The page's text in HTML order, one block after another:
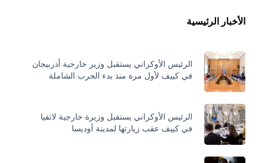
الأخبار الرئيسية
الرئيس الأوكراني يستقبل وزير خارجية أذربيجان
في كييف لأول مرة منذ بدء الحرب الشاملة
الرئيس الأوكراني يستقبل وزيرة خارجية لاتفيا
في كييف عقب زيارتها لمدينة أوديسا